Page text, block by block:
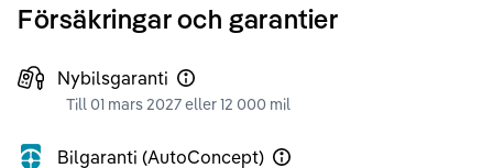
Försäkringar och garantier
Nybilsgaranti
Till 01 mars 2027 eller 12 000 mil
Bilgaranti (AutoConcept)